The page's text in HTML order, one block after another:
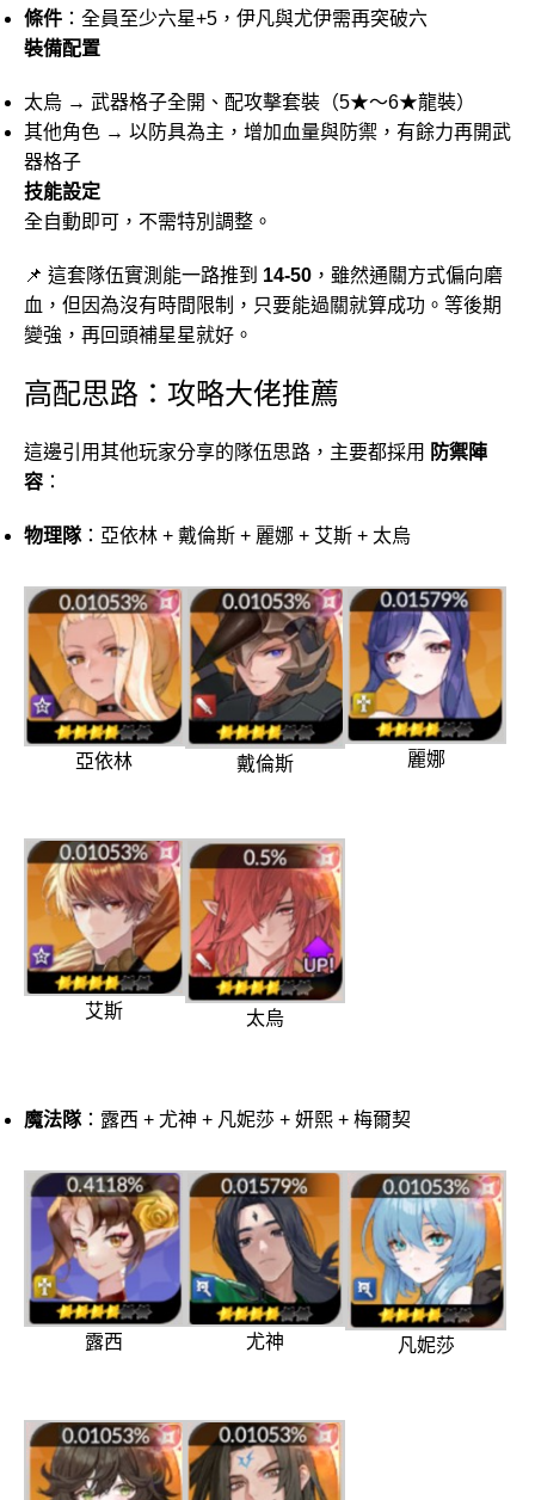
條件 ：全員至少六星+5，伊凡與尤伊需再突破六
裝備配置
太烏 → 武器格子全開、配攻擊套裝（5★～6★龍裝）
其他角色 → 以防具為主，增加血量與防禦，有餘力再開武
器格子
技能設定
全自動即可，不需特別調整。
📌 這套隊伍實測能一路推到 14-50 ，雖然通關方式偏向磨
血，但因為沒有時間限制，只要能過關就算成功。等後期
變強，再回頭補星星就好。
高配思路：攻略大佬推薦
這邊引用其他玩家分享的隊伍思路，主要都採用 防禦陣
容 ：
物理隊：亞依林 + 戴倫斯 + 麗娜 + 艾斯 + 太烏
亞依林 戴倫斯 麗娜
艾斯 太烏
魔法隊：露西 + 尤神 + 凡妮莎 + 妍熙 + 梅爾契
露西 尤神 凡妮莎